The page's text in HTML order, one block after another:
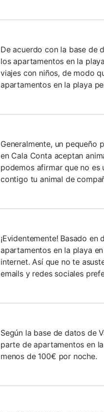
De acuerdo con la base de
los apartamentos en la
viajes con niños, de modo
apartamentos en la playa
Generalmente, un pequeño
en Cala Conta aceptan
podemos afirmar que no
contigo tu animal de
¡Evidentemente! Basado
apartamentos en la playa
internet. Así que no te
emails y redes sociales
Según la base de datos de
parte de apartamentos en
menos de 100€ por noche.